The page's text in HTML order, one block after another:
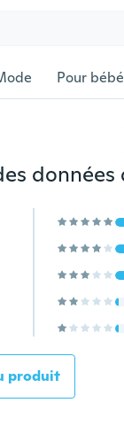
Pour bébé
produit